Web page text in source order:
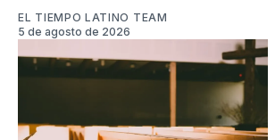
EL TIEMPO LATINO TEAM
5 de agosto de 2026